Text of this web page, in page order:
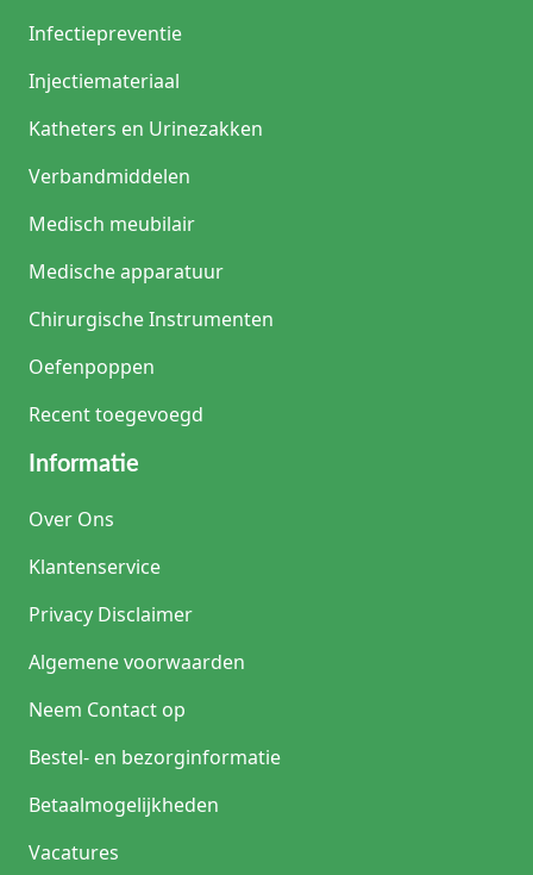
Infectiepreventie
Injectiemateriaal
Katheters en Urinezakken
Verbandmiddelen
Medisch meubilair
Medische apparatuur
Chirurgische Instrumenten
Oefenpoppen
Recent toegevoegd
Informatie
Over Ons
Klantenservice
Privacy Disclaimer
Algemene voorwaarden
Neem Contact op
Bestel- en bezorginformatie
Betaalmogelijkheden
Vacatures